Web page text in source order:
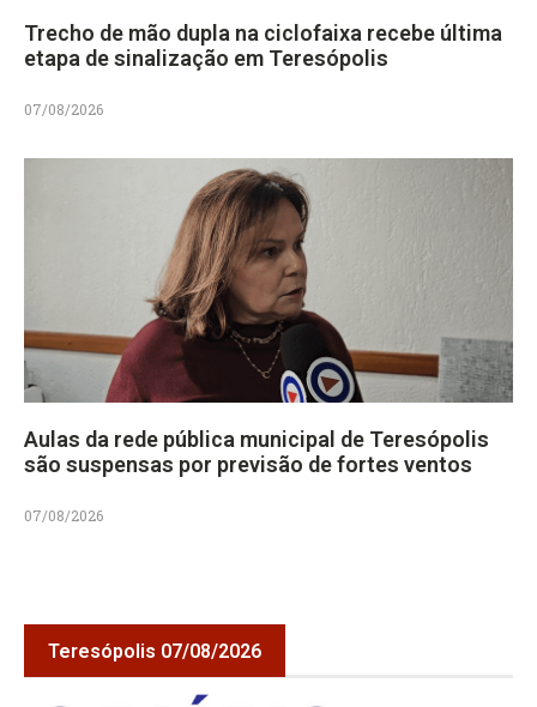
Trecho de mão dupla na ciclofaixa recebe última
etapa de sinalização em Teresópolis
07/08/2026
Aulas da rede pública municipal de Teresópolis
são suspensas por previsão de fortes ventos
07/08/2026
Teresópolis 07/08/2026